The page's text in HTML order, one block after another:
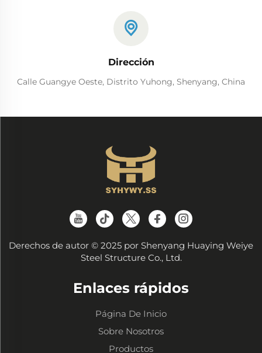
Dirección
Calle Guangye Oeste, Distrito Yuhong, Shenyang, China
Derechos de autor © 2025 por Shenyang Huaying Weiye
Steel Structure Co., Ltd.
Enlaces rápidos
Página De Inicio
Sobre Nosotros
Productos